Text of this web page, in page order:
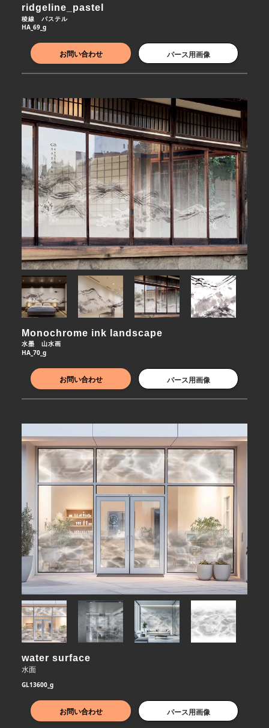
ridgeline_pastel
稜線　パステル
HA_69_g
お問い合わせ パース用画像
Monochrome ink landscape
水墨　山水画
HA_70_g
お問い合わせ パース用画像
water surface
水面
GL13600_g
お問い合わせ パース用画像